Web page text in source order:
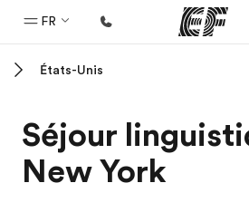
FR
Programmes
Nos offres
États-Unis
Séjour
New York